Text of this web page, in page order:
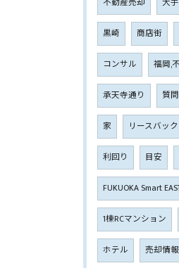
黒崎 商店街
コンサル 福岡,
承天寺通り 質問
家 リースバック
利回り 目安
FUKUOKA Smart
1棟RCマンション
ホテル 売却情報